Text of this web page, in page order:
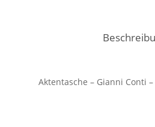
Aktentasche – Gianni Conti